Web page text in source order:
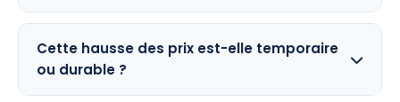
Cette hausse des prix est-elle temporaire
ou durable ?